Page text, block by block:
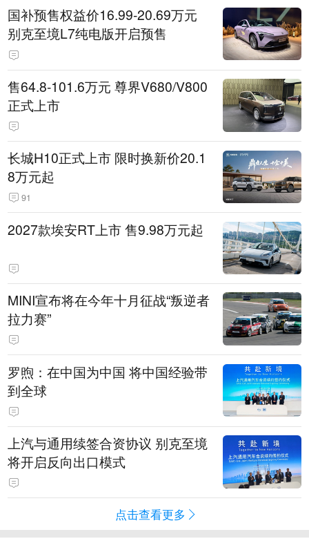
国补预售权益价16.99-20.69万元
别克至境L7纯电版开启预售
售64.8-101.6万元 尊界V680/V800
正式上市
长城H10正式上市 限时换新价20.1
8万元起
91
2027款埃安RT上市 售9.98万元起
MINI宣布将在今年十月征战“叛逆者
拉力赛”
罗煦：在中国为中国 将中国经验带
到全球
上汽与通用续签合资协议 别克至境
将开启反向出口模式
点击查看更多